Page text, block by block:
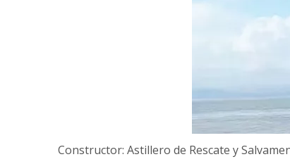
Constructor: Astillero de Rescate y